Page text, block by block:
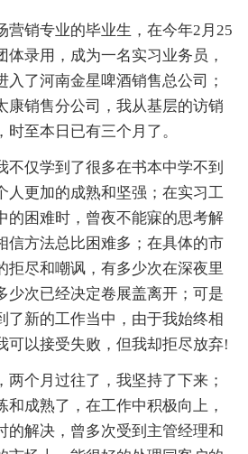
销专业的毕业生，在今年2月25
体录用，成为一名实习业务员，
入了河南金星啤酒销售总公司；
康销售分公司，我从基层的访销
时至本日已有三个月了。
仅学到了很多在书本中学不到
人更加的成熟和坚强；在实习工
的困难时，曾夜不能寐的思考解
信方法总比困难多；在具体的市
拒尽和嘲讽，有多少次在深夜里
少次已经决定卷展盖离开；可是
了新的工作当中，由于我始终相
可以接受失败，但我却拒尽放弃!
个月过往了，我坚持了下来；
和成熟了，在工作中积极向上，
的解决，曾多次受到主管经理和